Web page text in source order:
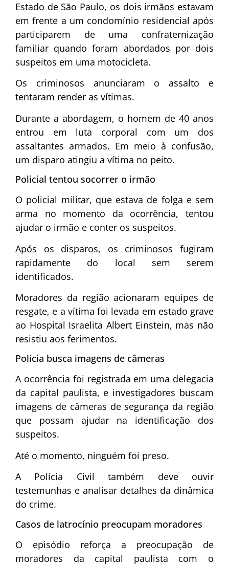
Estado de São Paulo, os dois irmãos estavam
em frente a um condomínio residencial após
participarem de uma confraternização
familiar quando foram abordados por dois
suspeitos em uma motocicleta.
Os criminosos anunciaram o assalto e
tentaram render as vítimas.
Durante a abordagem, o homem de 40 anos
entrou em luta corporal com um dos
assaltantes armados. Em meio à confusão,
um disparo atingiu a vítima no peito.
Policial tentou socorrer o irmão
O policial militar, que estava de folga e sem
arma no momento da ocorrência, tentou
ajudar o irmão e conter os suspeitos.
Após os disparos, os criminosos fugiram
rapidamente do local sem serem
identificados.
Moradores da região acionaram equipes de
resgate, e a vítima foi levada em estado grave
ao Hospital Israelita Albert Einstein, mas não
resistiu aos ferimentos.
Polícia busca imagens de câmeras
A ocorrência foi registrada em uma delegacia
da capital paulista, e investigadores buscam
imagens de câmeras de segurança da região
que possam ajudar na identificação dos
suspeitos.
Até o momento, ninguém foi preso.
A Polícia Civil também deve ouvir
testemunhas e analisar detalhes da dinâmica
do crime.
Casos de latrocínio preocupam moradores
O episódio reforça a preocupação de
moradores da capital paulista com o